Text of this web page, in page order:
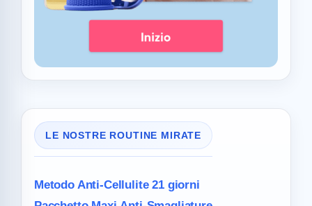
LE NOSTRE ROUTINE MIRATE
Metodo Anti-Cellulite21 giorni